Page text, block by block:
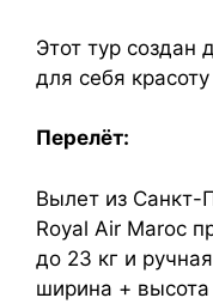
Этот тур создан
для себя
Перелёт:
Вылет из Санкт-
Royal Air Maroc
до 23 кг и
ширина +